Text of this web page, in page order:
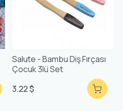
Salute - Bambu Diş Fırçası
Çocuk 3lü Set
3.22 $